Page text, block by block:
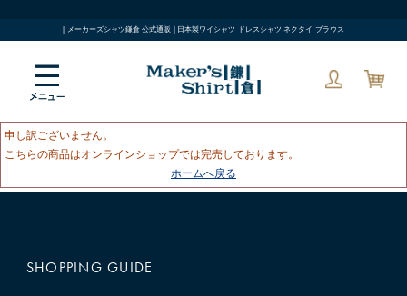
| メーカーズシャツ鎌倉 公式通販 | 日本製ワイシャツ ドレスシャツ ネクタイ ブラウス
申し訳ございません。
こちらの商品はオンラインショップでは完売しております。
ホームへ戻る
SHOPPING GUIDE